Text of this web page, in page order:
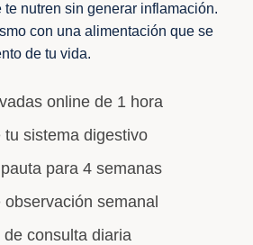
te nutren sin generar inflamación.
con una alimentación que se
de tu vida.
online de 1 hora
tu sistema digestivo
para 4 semanas
semanal
consulta diaria